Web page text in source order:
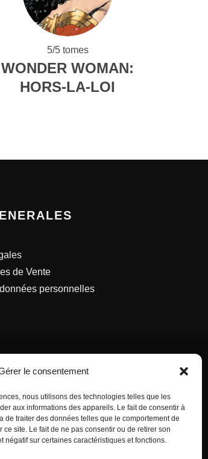
le consentement
nous utilisons des technologies telles que les
aux informations des appareils. Le fait de consentir à
de traiter des données telles que le comportement de
site. Le fait de ne pas consentir ou de retirer son
négatif sur certaines caractéristiques et fonctions.
5/5 tomes
WONDER WOMAN:
HORS-LA-LOI
de Vente
personnelles